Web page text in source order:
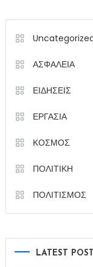
ΑΣΦΑΛΕΙΑ
ΕΙΔΗΣΕΙΣ
ΕΡΓΑΣΙΑ
ΚΟΣΜΟΣ
ΠΟΛΙΤΙΚΗ
ΠΟΛΙΤΙΣΜΟΣ
LATEST POST